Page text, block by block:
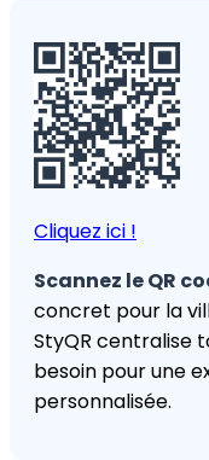
Cliquez ici !
Scannez le QR
concret pour la
StyQR centralise
besoin pour une
personnalisée.